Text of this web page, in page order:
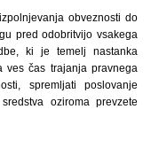
obveznosti do
pred odobritvijo vsakega
ki je temelj nastanka
ves čas trajanja pravnega
spremljati poslovanje
oziroma prevzete